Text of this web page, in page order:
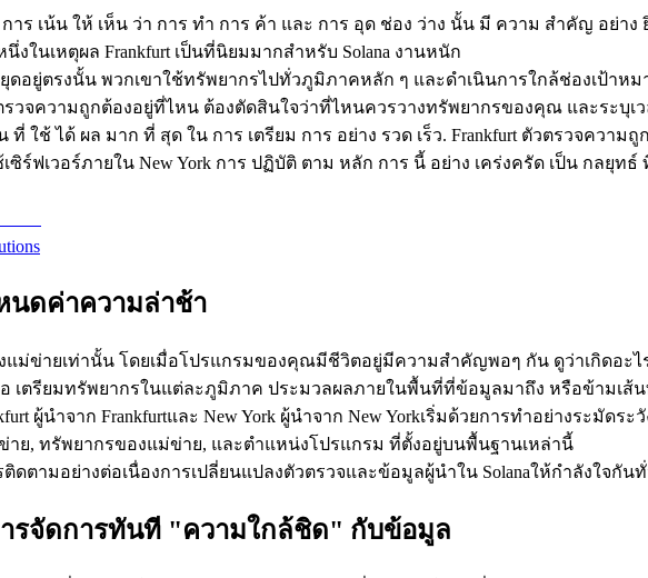
การ เน้น ให้ เห็น ว่า การ ทํา การ ค้า และ การ อุด ช่อง ว่าง นั้น มี ความ สําคัญ อย่า
งในเหตุผล Frankfurt เป็นที่นิยมมากสําหรับ Solana งานหนัก
ดอยู่ตรงนั้น พวกเขาใช้ทรัพยากรไปทั่วภูมิภาคหลัก ๆ และดําเนินการใกล้ช่องเป้า
รวจความถูกต้องอยู่ที่ไหน ต้องตัดสินใจว่าที่ไหนควรวางทรัพยากรของคุณ และระบุ
ใช้ ได้ ผล มาก ที่ สุด ใน การ เตรียม การ อย่าง รวด เร็ว. Frankfurt ตัวตรวจความถู
ร์ฟเวอร์ภายใน New York การ ปฏิบัติ ตาม หลัก การ นี้ อย่าง เคร่งครัด เป็น กลยุท
นดค่าความล่าช้า
แม่ข่ายเท่านั้น โดยเมื่อโปรแกรมของคุณมีชีวิตอยู่มีความสําคัญพอๆ กัน ดูว่าเกิดอะไ
เตรียมทรัพยากรในแต่ละภูมิภาค ประมวลผลภายในพื้นที่ที่ข้อมูลมาถึง หรือข้ามเส้
ผู้นําจาก Frankfurtและ New York ผู้นําจาก New Yorkเริ่มด้วยการทําอย่างระมัดระวั
ข่าย, ทรัพยากรของแม่ข่าย, และตําแหน่งโปรแกรม ที่ตั้งอยู่บนพื้นฐานเหล่านี้
ติดตามอย่างต่อเนื่องการเปลี่ยนแปลงตัวตรวจและข้อมูลผู้นําใน Solanaให้กําลังใจกัน
รจัดการทันที "ความใกล้ชิด" กับข้อมูล